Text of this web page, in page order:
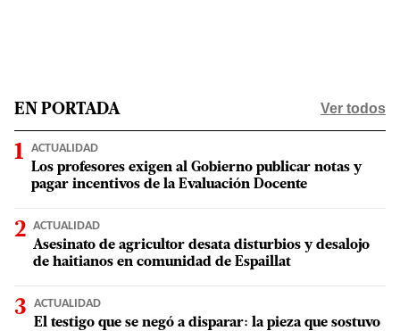
EN PORTADA Ver todos
ACTUALIDAD
Los profesores exigen al Gobierno publicar notas y
pagar incentivos de la Evaluación Docente
ACTUALIDAD
Asesinato de agricultor desata disturbios y desalojo
de haitianos en comunidad de Espaillat
ACTUALIDAD
El testigo que se negó a disparar: la pieza que sostuvo